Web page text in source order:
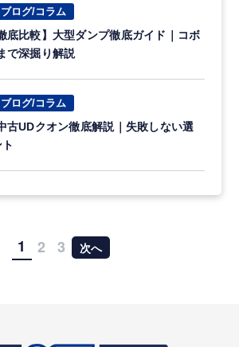
ブログ/コラム
底比較】大型ダンプ徹底ガイド｜コボ
で深掘り解説
ブログ/コラム
古UDクオン徹底解説｜失敗しない選
1 2 3 次へ